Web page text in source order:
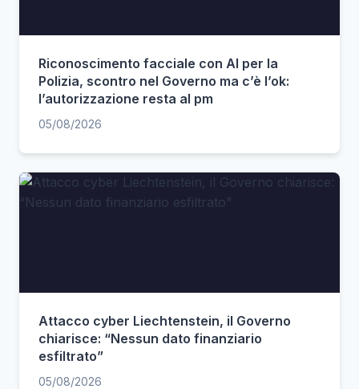
Riconoscimento facciale con AI per la
Polizia, scontro nel Governo ma c’è l’ok:
l’autorizzazione resta al pm
05/08/2026
Attacco cyber Liechtenstein, il Governo
chiarisce: “Nessun dato finanziario
esfiltrato”
05/08/2026